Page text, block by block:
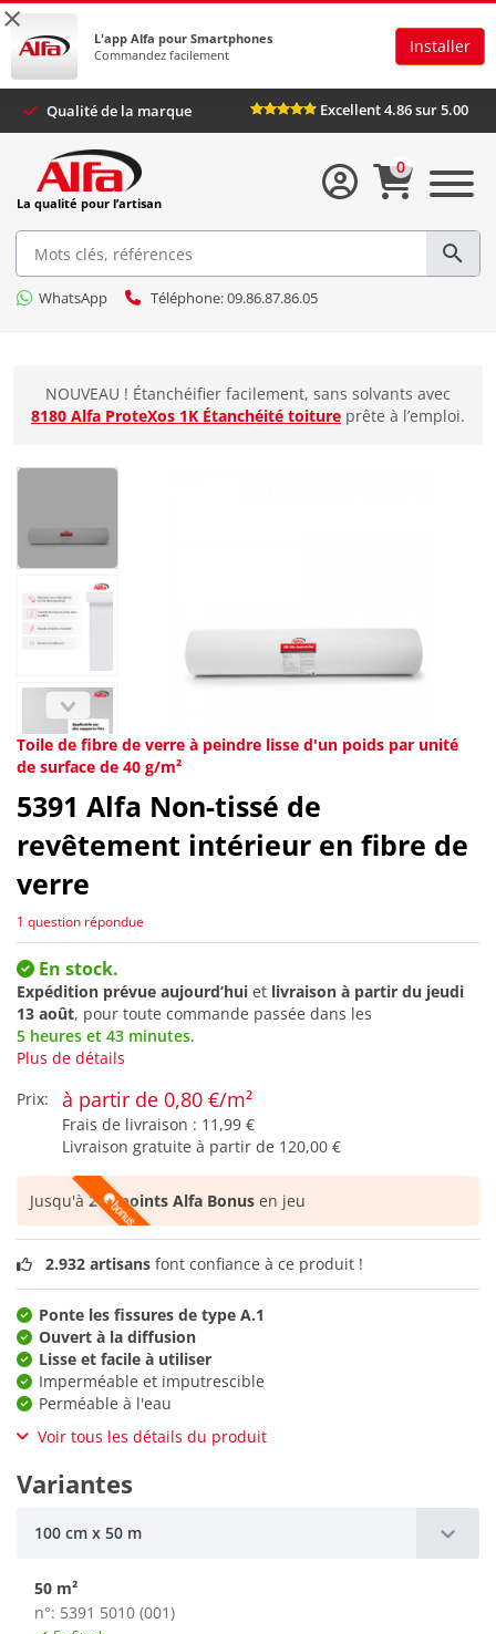
×
L'app Alfa pour Smartphones
Commandez facilement
Installer
Qualité de la marque Excellent 4.86 sur 5.00
La qualité pour l’artisan
WhatsApp Téléphone: 09.86.87.86.05
0
NOUVEAU ! Étanchéifier facilement, sans solvants avec
8180 Alfa ProteXos 1K Étanchéité toiture prête à l’emploi.
Toile de fibre de verre à peindre lisse d'un poids par unité
de surface de 40 g/m²
5391 Alfa Non-tissé de
revêtement intérieur en fibre de
verre
1 question répondue
En stock.
Expédition prévue aujourd’hui et livraison à partir du jeudi
13 août, pour toute commande passée dans les
5 heures et 43 minutes.
Plus de détails
Prix:
à partir de 0,80 €/m²
Frais de livraison : 11,99 €
Livraison gratuite à partir de 120,00 €
Jusqu'à201 points Alfa Bonus en jeu
2.932 artisans font confiance à ce produit !
Ponte les fissures de type A.1
Ouvert à la diffusion
Lisse et facile à utiliser
Imperméable et imputrescible
Perméable à l'eau
Voir tous les détails du produit
Variantes
100 cm x 50 m
50 m²
n°: 5391 5010 (001)